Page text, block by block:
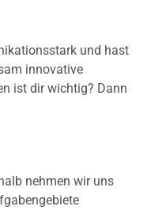
und hast
innovative
ist dir wichtig? Dann
nehmen wir uns